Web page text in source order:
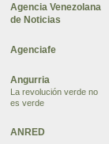
Agencia Venezolana
de Noticias
Agenciafe
Angurria
La revolución verde no
es verde
ANRED